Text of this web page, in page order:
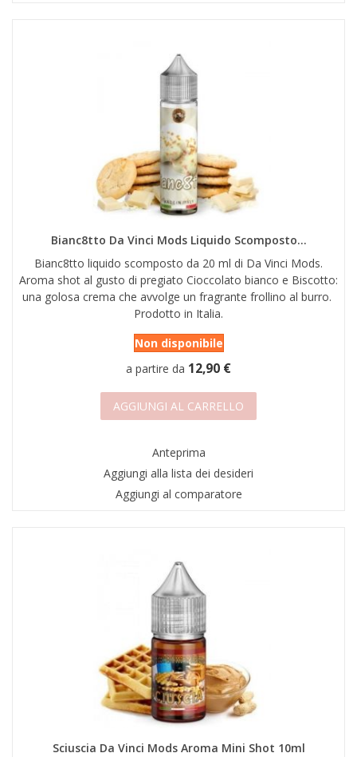
Bianc8tto Da Vinci Mods Liquido Scomposto...
Bianc8tto liquido scomposto da 20 ml di Da Vinci Mods.
Aroma shot al gusto di pregiato Cioccolato bianco e Biscotto:
una golosa crema che avvolge un fragrante frollino al burro.
Prodotto in Italia.
Non disponibile
a partire da 12,90 €
AGGIUNGI AL CARRELLO
Anteprima
Aggiungi alla lista dei desideri
Aggiungi al comparatore
Sciuscia Da Vinci Mods Aroma Mini Shot 10ml